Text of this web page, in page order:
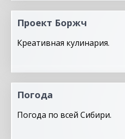
Проект Боржч
Креативная кулинария.
Погода
Погода по всей Сибири.